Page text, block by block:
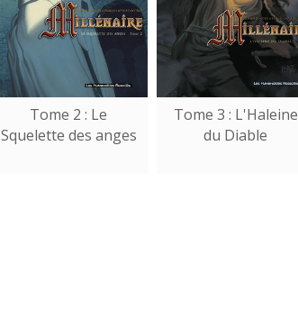
Tome 2 : Le
Squelette des anges
Tome 3 : L'Haleine
du Diable